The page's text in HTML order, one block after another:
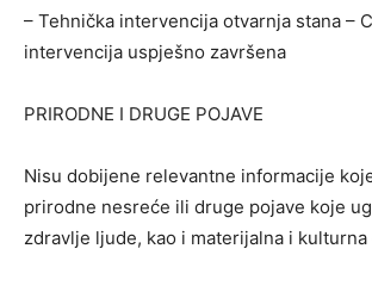
– Tehnička intervencija otvarnja stana –
intervencija uspješno završena
PRIRODNE I DRUGE POJAVE
Nisu dobijene relevantne informacije
prirodne nesreće ili druge pojave koje
zdravlje ljude, kao i materijalna i kulturna